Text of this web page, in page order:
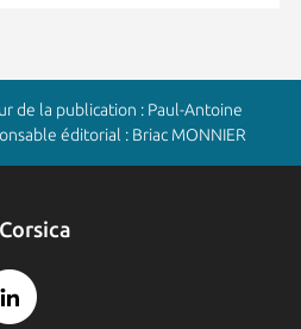
la publication : Paul-Antoine
éditorial : Briac MONNIER